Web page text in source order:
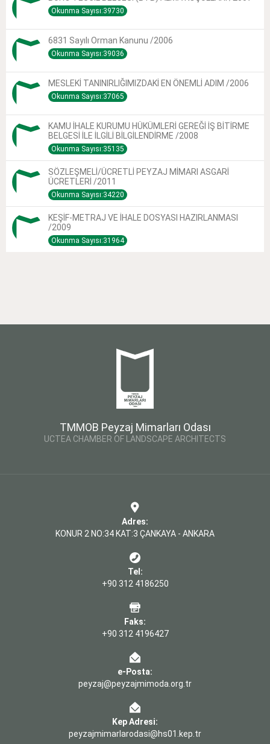
Okunma Sayısı:39730
6831 Sayılı Orman Kanunu /2006
Okunma Sayısı:39036
MESLEKİ TANINIRLIĞIMIZDAKİ EN ÖNEMLİ ADIM /2006
Okunma Sayısı:37065
KAMU İHALE KURUMU HÜKÜMLERİ GEREĞİ İŞ BİTİRME
BELGESİ İLE İLGİLİ BİLGİLENDİRME /2008
Okunma Sayısı:35135
SÖZLEŞMELİ/ÜCRETLİ PEYZAJ MİMARI ASGARİ
ÜCRETLERİ /2011
Okunma Sayısı:34220
KEŞİF-METRAJ VE İHALE DOSYASI HAZIRLANMASI
/2009
Okunma Sayısı:31964
TMMOB Peyzaj Mimarları Odası
UCTEA CHAMBER OF LANDSCAPE ARCHITECTS
Adres:
KONUR 2 NO:34 KAT:3 ÇANKAYA - ANKARA
Tel:
+90 312 4186250
Faks:
+90 312 4196427
e-Posta:
peyzaj@peyzajmimoda.org.tr
Kep Adresi:
peyzajmimarlarodasi@hs01.kep.tr